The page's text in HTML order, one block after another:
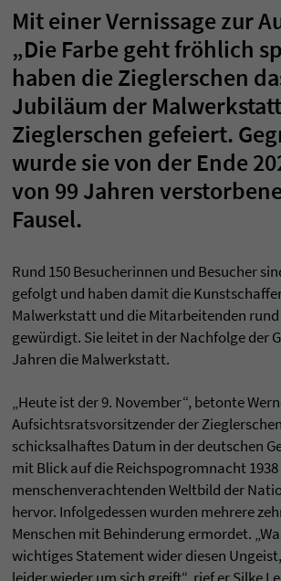
Mit einer Vernissage zur
„Die Farbe geht fröhlich
haben die Zieglerschen
Jubiläum der
Zieglerschen gefeiert.
wurde sie von der Ende
von 99 Jahren
Fausel.
Rund 150 Besucherinnen und Besucher
gefolgt und haben damit die
Malwerkstatt und die Mitarbeitenden rund
gewürdigt. Sie leitet in der Nachfolge der
Jahren die Malwerkstatt.
„Heute ist der 9. November“, betonte
Aufsichtsratsvorsitzender der
schicksalhaftes Datum in der deutschen
mit Blick auf die Reichspogromnacht
menschenverachtenden Weltbild der
hervor. Infolgedessen wurden mehrere
Menschen mit Behinderung ermordet.
wichtiges Statement wider diesen